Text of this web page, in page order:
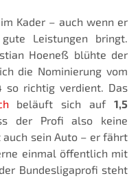
Kader – auch wenn er
Leistungen bringt.
Hoeneß blühte der
die Nominierung vom
so richtig verdient. Das
beläuft sich auf1,5
der Profi also keine
sein Auto – er fährt
einmal öffentlich mit
Bundesligaprofi steht